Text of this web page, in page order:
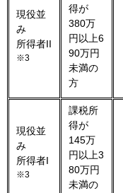
現役並
み
所得者II
※3
得が
380万
円以上6
90万円
未満の
方
現役並
み
所得者I
※3
課税所
得が
145万
円以上3
80万円
未満の